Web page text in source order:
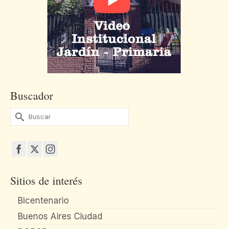
Buscador
Buscar
por:
Sitios de interés
Bicentenario
Buenos Aires Ciudad